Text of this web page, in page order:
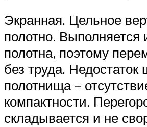
Экранная. Цельное
полотно. Выполняется
полотна, поэтому
без труда.
полотнища –
компактности.
складывается и не